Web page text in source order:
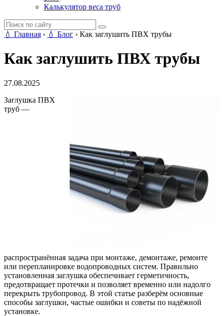
Калькулятор веса труб
💧 Главная › 💧 Блог › Как заглушить ПВХ трубы
Как заглушить ПВХ трубы
27.08.2025
Заглушка ПВХ
труб —
распространённая задача при монтаже, демонтаже, ремонте
или перепланировке водопроводных систем. Правильно
установленная заглушка обеспечивает герметичность,
предотвращает протечки и позволяет временно или надолго
перекрыть трубопровод. В этой статье разберём основные
способы заглушки, частые ошибки и советы по надёжной
установке.